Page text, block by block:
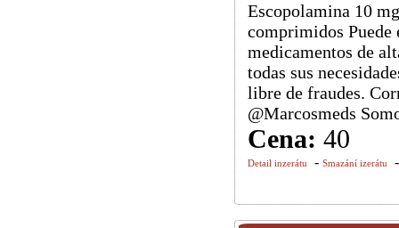
Escopolamina 10
comprimidos Puede
medicamentos de
todas sus
libre de fraudes.
@Marcosmeds
Cena: 40
Detail inzerátu - Smazání izerátu